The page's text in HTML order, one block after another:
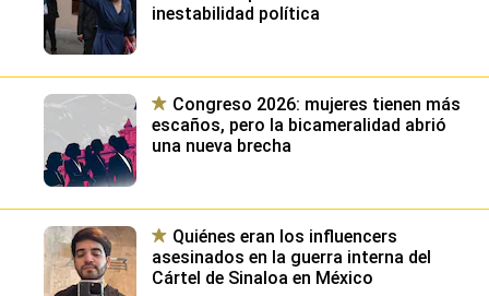
inestabilidad política
Congreso 2026: mujeres tienen más
escaños, pero la bicameralidad abrió
una nueva brecha
Quiénes eran los influencers
asesinados en la guerra interna del
Cártel de Sinaloa en México